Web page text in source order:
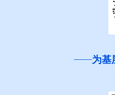
为基